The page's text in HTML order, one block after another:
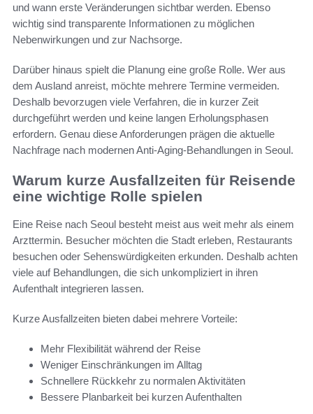
und wann erste Veränderungen sichtbar werden. Ebenso
wichtig sind transparente Informationen zu möglichen
Nebenwirkungen und zur Nachsorge.
Darüber hinaus spielt die Planung eine große Rolle. Wer aus
dem Ausland anreist, möchte mehrere Termine vermeiden.
Deshalb bevorzugen viele Verfahren, die in kurzer Zeit
durchgeführt werden und keine langen Erholungsphasen
erfordern. Genau diese Anforderungen prägen die aktuelle
Nachfrage nach modernen Anti-Aging-Behandlungen in Seoul.
Warum kurze Ausfallzeiten für Reisende
eine wichtige Rolle spielen
Eine Reise nach Seoul besteht meist aus weit mehr als einem
Arzttermin. Besucher möchten die Stadt erleben, Restaurants
besuchen oder Sehenswürdigkeiten erkunden. Deshalb achten
viele auf Behandlungen, die sich unkompliziert in ihren
Aufenthalt integrieren lassen.
Kurze Ausfallzeiten bieten dabei mehrere Vorteile:
Mehr Flexibilität während der Reise
Weniger Einschränkungen im Alltag
Schnellere Rückkehr zu normalen Aktivitäten
Bessere Planbarkeit bei kurzen Aufenthalten